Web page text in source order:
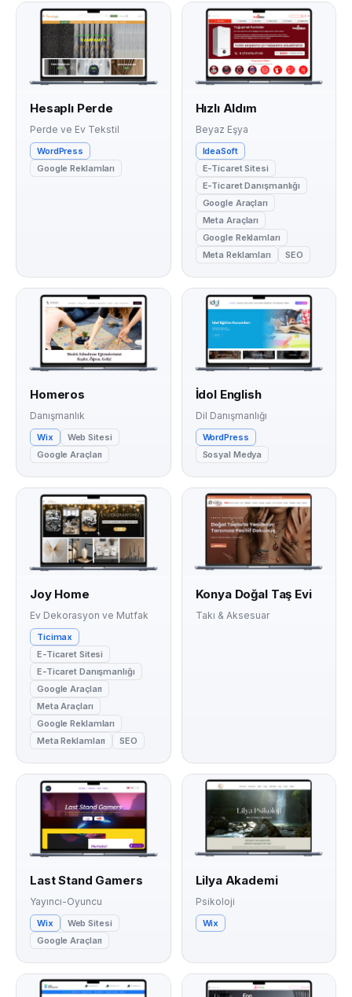
Hesaplı Perde
Perde ve Ev Tekstil
WordPress
Google Reklamları
Hızlı Aldım
Beyaz Eşya
IdeaSoft
E-Ticaret Sitesi
E-Ticaret Danışmanlığı
Google Araçları
Meta Araçları
Google Reklamları
Meta Reklamları
SEO
Homeros
Danışmanlık
Wix
Web Sitesi
Google Araçları
İdol English
Dil Danışmanlığı
WordPress
Sosyal Medya
Joy Home
Ev Dekorasyon ve Mutfak
Ticimax
E-Ticaret Sitesi
E-Ticaret Danışmanlığı
Google Araçları
Meta Araçları
Google Reklamları
Meta Reklamları
SEO
Konya Doğal Taş Evi
Takı & Aksesuar
Last Stand Gamers
Yayıncı-Oyuncu
Wix
Web Sitesi
Google Araçları
Lilya Akademi
Psikoloji
Wix